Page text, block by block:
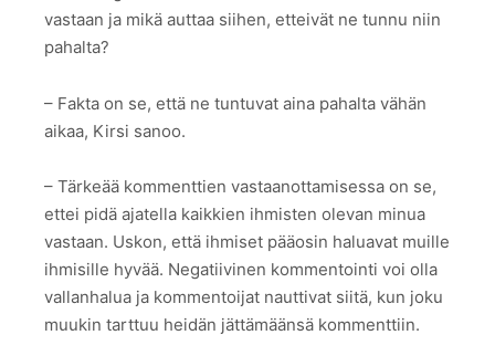
vastaan ja mikä auttaa siihen, etteivät ne tunnu niin
pahalta?
– Fakta on se, että ne tuntuvat aina pahalta vähän
aikaa, Kirsi sanoo.
– Tärkeää kommenttien vastaanottamisessa on se,
ettei pidä ajatella kaikkien ihmisten olevan minua
vastaan. Uskon, että ihmiset pääosin haluavat muille
ihmisille hyvää. Negatiivinen kommentointi voi olla
vallanhalua ja kommentoijat nauttivat siitä, kun joku
muukin tarttuu heidän jättämäänsä kommenttiin.